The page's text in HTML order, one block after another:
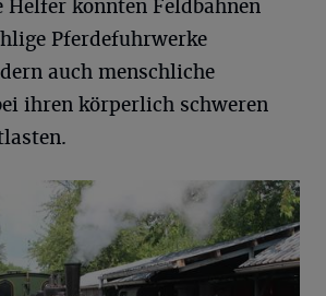
konnten Feldbahnen
Pferdefuhrwerke
auch menschliche
ihren körperlich schweren